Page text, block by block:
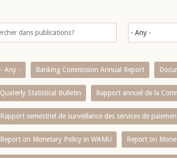
- Any - Banking Commission Annual Report
Quaterly Statistical Bulletin Rapport annuel de la
Rapport semestriel de surveillance des services de
Report on Monetary Policy in WAMU Report on